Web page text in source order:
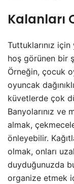
Kalanları
Tuttuklarınız
hoş görünen bir
Örneğin, çocuk
oyuncak
küvetlerde çok
Banyolarınız ve
almak,
önleyebilir.
olmak, onları
duyduğunuzda
organize etmek